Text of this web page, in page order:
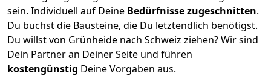
sein. Individuell auf Deine Bedürfnisse zugeschnitten.
Du buchst die Bausteine, die Du letztendlich benötigst.
Du willst von Grünheide nach Schweiz ziehen? Wir sind
Dein Partner an Deiner Seite und führen
kostengünstig Deine Vorgaben aus.